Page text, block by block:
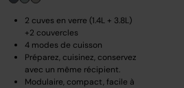
2 cuves en verre (1.4L + 3.8L)
+2 couvercles
4 modes de cuisson
Préparez, cuisinez, conservez
avec un même récipient.
Modulaire, compact, facile à